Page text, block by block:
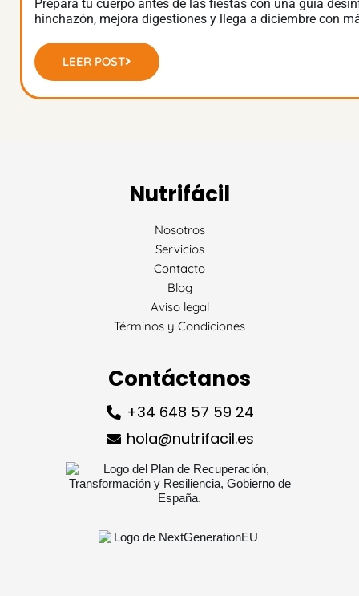
Prepara tu cuerpo antes de las fiestas con una guía
hinchazón, mejora digestiones y llega a diciembre con
LEER POST
Nutrifácil
Nosotros
Servicios
Contacto
Blog
Aviso legal
Términos y Condiciones
Contáctanos
+34 648 57 59 24
hola@nutrifacil.es